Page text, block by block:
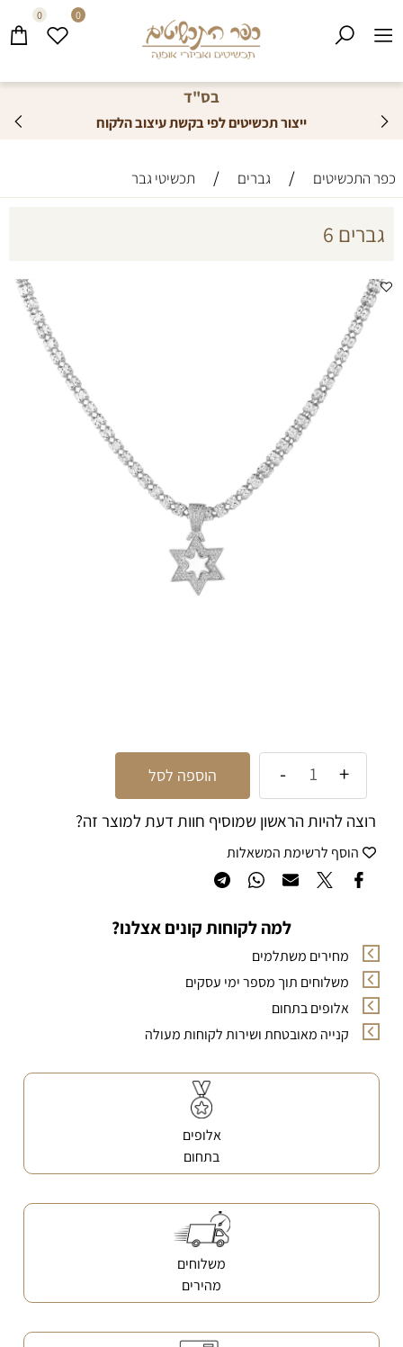
בס"ד
ייצור תכשיטים לפי בקשת עיצוב הלקוח
0 0
כפר התכשיטים / גברים / תכשיטי גבר
גברים 6
הוספה לסל
רוצה להיות הראשון שמוסיף חוות דעת למוצר זה?
הוסף לרשימת המשאלות
למה לקוחות קונים אצלנו?
מחירים משתלמים
משלוחים תוך מספר ימי עסקים
אלופים בתחום
קנייה מאובטחת ושירות לקוחות מעולה
אלופים
בתחום
משלוחים
מהירים